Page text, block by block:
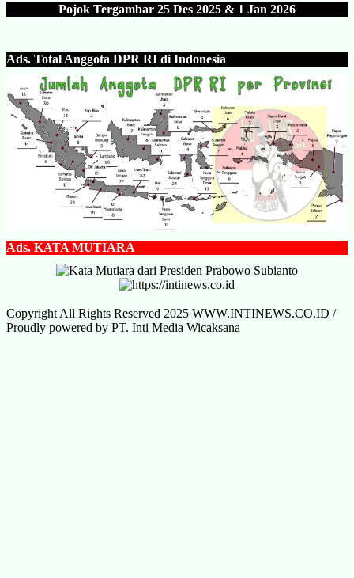
Pojok Tergambar 25 Des 2025 & 1 Jan 2026
Ads. Total Anggota DPR RI di Indonesia
Ads. KATA MUTIARA
Copyright All Rights Reserved 2025 WWW.INTINEWS.CO.ID /
Proudly powered by PT. Inti Media Wicaksana